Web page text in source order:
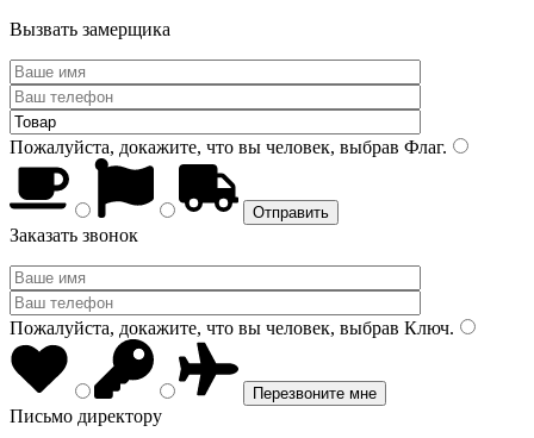
Вызвать замерщика
Пожалуйста, докажите, что вы человек, выбрав Флаг.
Заказать звонок
Пожалуйста, докажите, что вы человек, выбрав Ключ.
Письмо директору